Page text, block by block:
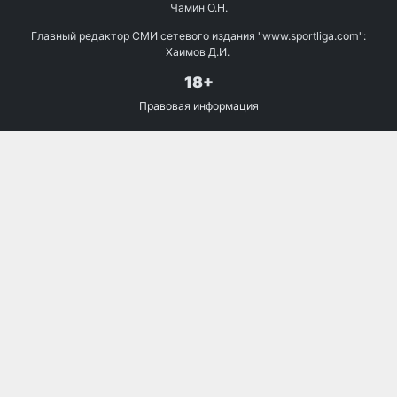
Чамин О.Н.
Главный редактор СМИ сетевого издания "www.sportliga.com":
Хаимов Д.И.
18+
Правовая информация